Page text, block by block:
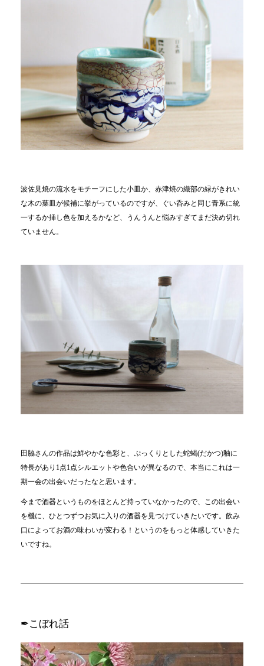
波佐見焼の流水をモチーフにした小皿か、赤津焼の織部の緑がきれい
な木の葉皿が候補に挙がっているのですが、ぐい呑みと同じ青系に統
一するか挿し色を加えるかなど、うんうんと悩みすぎてまだ決め切れ
ていません。
田脇さんの作品は鮮やかな色彩と、ぷっくりとした蛇蝎(だかつ)釉に
特長があり1点1点シルエットや色合いが異なるので、本当にこれは一
期一会の出会いだったなと思います。
今まで酒器というものをほとんど持っていなかったので、この出会い
を機に、ひとつずつお気に入りの酒器を見つけていきたいです。飲み
口によってお酒の味わいが変わる！というのをもっと体感していきた
いですね。
✒こぼれ話